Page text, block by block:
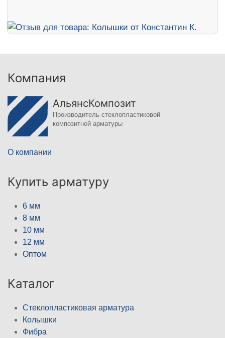
Компания
АльянсКомпозит
Производитель стеклопластиковой
композитной арматуры
О компании
Купить арматуру
6 мм
8 мм
10 мм
12 мм
Оптом
Каталог
Стеклопластиковая арматура
Колышки
Фибра